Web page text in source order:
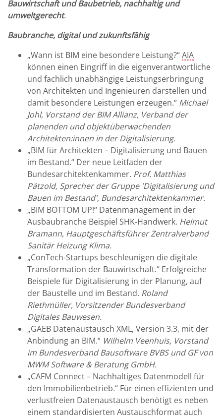
Bauwirtschaft und Baubetrieb, nachhaltig und
umweltgerecht.
Baubranche, digital und zukunftsfähig
„Wann ist BIM eine besondere Leistung?“AIA
können einen Eingriff in die eigenverantwortliche
und fachlich unabhängige Leistungserbringung
von Architekten und Ingenieuren darstellen und
damit besondere Leistungen erzeugen.“ Michael
Johl, Vorstand der BIM Allianz, Verband der
planenden und objektüberwachenden
Architekten:innen in der Digitalisierung.
„BIM für Architekten – Digitalisierung und Bauen
im Bestand.“ Der neue Leitfaden der
Bundesarchitektenkammer. Prof. Matthias
Pätzold, Sprecher der Gruppe 'Digitalisierung und
Bauen im Bestand', Bundesarchitektenkammer.
„BIM BOTTOM UP!“ Datenmanagement in der
Ausbaubranche Beispiel SHK-Handwerk. Helmut
Bramann, Hauptgeschäftsführer Zentralverband
Sanitär Heizung Klima.
„ConTech-Startups beschleunigen die digitale
Transformation der Bauwirtschaft.“ Erfolgreiche
Beispiele für Digitalisierung in der Planung, auf
der Baustelle und im Bestand. Roland
Riethmüller, Vorsitzender Bundesverband
Digitales Bauwesen.
„GAEB Datenaustausch XML, Version 3.3, mit der
Anbindung an BIM.“ Wilhelm Veenhuis, Vorstand
im Bundesverband Bausoftware BVBS und GF von
MWM Software & Beratung GmbH.
„CAFM Connect – Nachhaltiges Datenmodell für
den Immobilienbetrieb.“ Für einen effizienten und
verlustfreien Datenaustausch benötigt es neben
einem standardisierten Austauschformat auch